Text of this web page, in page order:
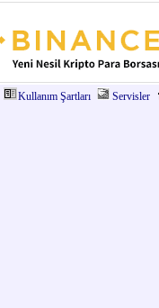
Kullanım Şartları Servisler